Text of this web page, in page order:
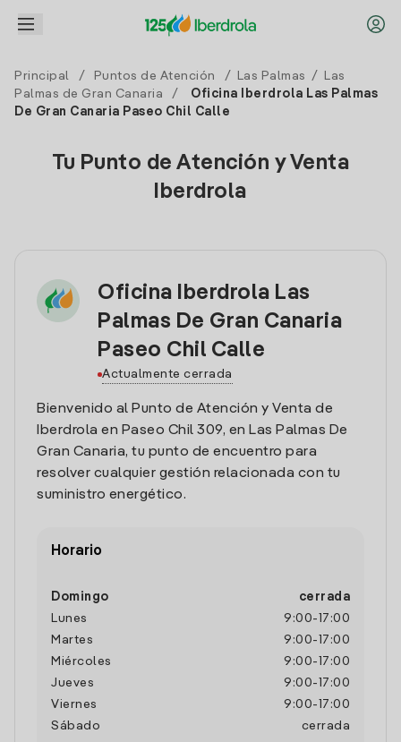
Principal / Puntos de Atención / Las Palmas /
Las
Palmas de Gran Canaria
/
Oficina Iberdrola Las Palmas
De Gran Canaria Paseo Chil Calle
Tu Punto de Atención y Venta
Iberdrola
Oficina Iberdrola Las
Palmas De Gran Canaria
Paseo Chil Calle
Actualmente cerrada
Bienvenido al Punto de Atención y Venta de
Iberdrola en Paseo Chil 309, en Las Palmas De
Gran Canaria, tu punto de encuentro para
resolver cualquier gestión relacionada con tu
suministro energético.
Horario
Domingo
cerrada
Lunes
9:00- 17:00
Martes
9:00- 17:00
Miércoles
9:00- 17:00
Jueves
9:00- 17:00
Viernes
9:00- 17:00
Sábado
cerrada